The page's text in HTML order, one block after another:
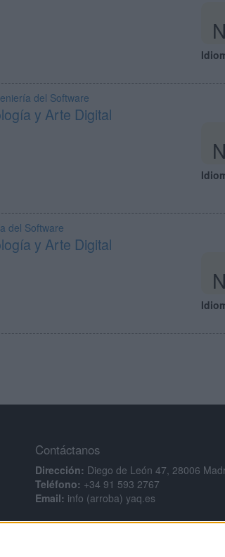
del Software
y Arte Digital
del Software
y Arte Digital
Contáctanos
Dirección: Diego de León 47, 28006
Teléfono: +34 91 593 2767
Email: info (arroba) yaq.es